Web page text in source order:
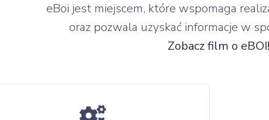
eBoi jest miejscem, które wspomaga
oraz pozwala uzyskać informacje w
Zobacz film o eBOI!